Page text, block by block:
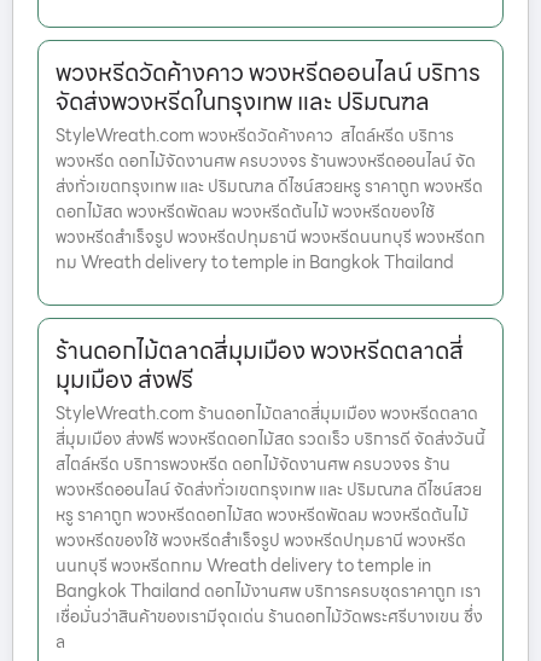
พวงหรีดวัดค้างคาว พวงหรีดออนไลน์ บริการ
จัดส่งพวงหรีดในกรุงเทพ และ ปริมณฑล
StyleWreath.com พวงหรีดวัดค้างคาว สไตล์หรีด บริการ
พวงหรีด ดอกไม้จัดงานศพ ครบวงจร ร้านพวงหรีดออนไลน์ จัด
ส่งทั่วเขตกรุงเทพ และ ปริมณฑล ดีไซน์สวยหรู ราคาถูก พวงหรีด
ดอกไม้สด พวงหรีดพัดลม พวงหรีดต้นไม้ พวงหรีดของใช้
พวงหรีดสำเร็จรูป พวงหรีดปทุมธานี พวงหรีดนนทบุรี พวงหรีดก
ทม Wreath delivery to temple in Bangkok Thailand
ร้านดอกไม้ตลาดสี่มุมเมือง พวงหรีดตลาดสี่
มุมเมือง ส่งฟรี
StyleWreath.com ร้านดอกไม้ตลาดสี่มุมเมือง พวงหรีดตลาด
สี่มุมเมือง ส่งฟรี พวงหรีดดอกไม้สด รวดเร็ว บริการดี จัดส่งวันนี้
สไตล์หรีด บริการพวงหรีด ดอกไม้จัดงานศพ ครบวงจร ร้าน
พวงหรีดออนไลน์ จัดส่งทั่วเขตกรุงเทพ และ ปริมณฑล ดีไซน์สวย
หรู ราคาถูก พวงหรีดดอกไม้สด พวงหรีดพัดลม พวงหรีดต้นไม้
พวงหรีดของใช้ พวงหรีดสำเร็จรูป พวงหรีดปทุมธานี พวงหรีด
นนทบุรี พวงหรีดกทม Wreath delivery to temple in
Bangkok Thailand ดอกไม้งานศพ บริการครบชุดราคาถูก เรา
เชื่อมั่นว่าสินค้าของเรามีจุดเด่น ร้านดอกไม้วัดพระศรีบางเขน ซึ่ง
ล